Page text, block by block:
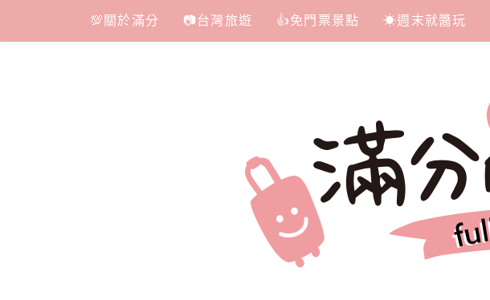
content
💯關於滿分 📷台灣旅遊 👍免門票景點 ☀週末就醬玩